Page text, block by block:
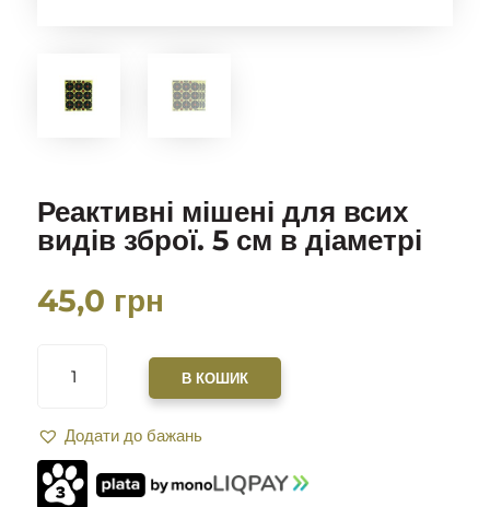
Реактивні мішені для всих
видів зброї. 5 см в діаметрі
45,0 грн
МІШЕНІ
ВИДІВ
ЗБРОЇ.
5
СМ
В КОШИК
Додати до бажань